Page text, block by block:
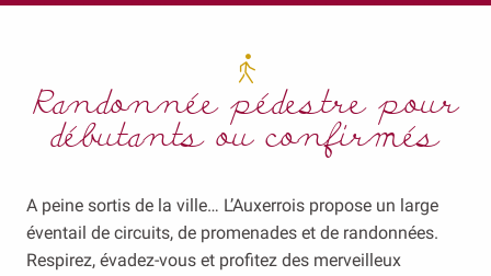
Randonnée pédestre pour
débutants ou confirmés
A peine sortis de la ville… L’Auxerrois propose un large
éventail de circuits, de promenades et de randonnées.
Respirez, évadez-vous et profitez des merveilleux